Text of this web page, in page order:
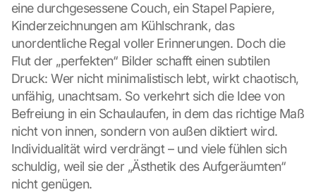
eine durchgesessene Couch, ein Stapel Papiere,
Kinderzeichnungen am Kühlschrank, das
unordentliche Regal voller Erinnerungen. Doch die
Flut der „perfekten“ Bilder schafft einen subtilen
Druck: Wer nicht minimalistisch lebt, wirkt chaotisch,
unfähig, unachtsam. So verkehrt sich die Idee von
Befreiung in ein Schaulaufen, in dem das richtige Maß
nicht von innen, sondern von außen diktiert wird.
Individualität wird verdrängt – und viele fühlen sich
schuldig, weil sie der „Ästhetik des Aufgeräumten“
nicht genügen.